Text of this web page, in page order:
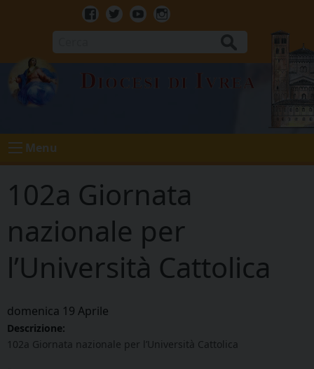
Facebook
TwitterYoutubeInstagram
Diocesi di Ivrea
Menu
102a Giornata
nazionale per
l’Università Cattolica
domenica 19 Aprile
Descrizione:
102a Giornata nazionale per l’Università Cattolica